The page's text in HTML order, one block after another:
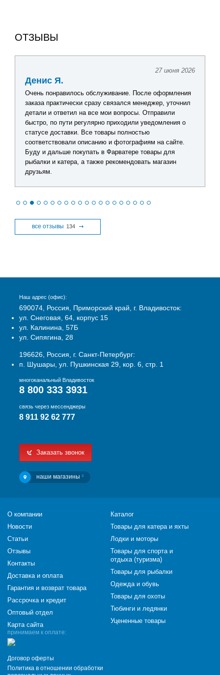
ОТЗЫВЫ
27 июня 2026
Денис Я.
Очень понравилось обслуживание. После оформления
заказа практически сразу связался менеджер, уточнил
детали и ответил на все мои вопросы. Отправили
быстро, по пути регулярно приходили уведомления о
статусе доставки. Все товары полностью
соответствовали описанию и фотографиям на сайте.
Буду и дальше покупать в Фарватере товары для
рыбалки и катера, а также рекомендовать магазин
друзьям.
все отзывы 134
Наш адрес (офис):
690074, Россия, Приморский край, г. Владивосток:
ул. Снеговая, 64, корпус 15
ул. Калинина, 57Б
ул. Сипягина, 28
196626, Россия, г. Санкт-Петербург:
п. Шушары, ул. Пушкинская 29, кор. 6, стр. 1
многоканальный Владивосток
8 800 333 3931
связь через мессенджеры
8 911 92 62 777
Заказать звонок
наши магазины 4
принимаем к оплате:
Договор оферты
Политика в отношении обработки
О компании
Новости
Статьи
Отзывы
Контакты
Доставка и оплата
Гарантия и возврат товара
Рассрочка и кредит
Оптовый отдел
Карта сайта
Каталог
Товары для катера и яхты
Лодки и моторы
Товары для спорта и
отдыха (туризма)
Товары для рыбалки
Одежда и обувь
Товары для охоты
Тюбинги и ледянки
Уцененные товары